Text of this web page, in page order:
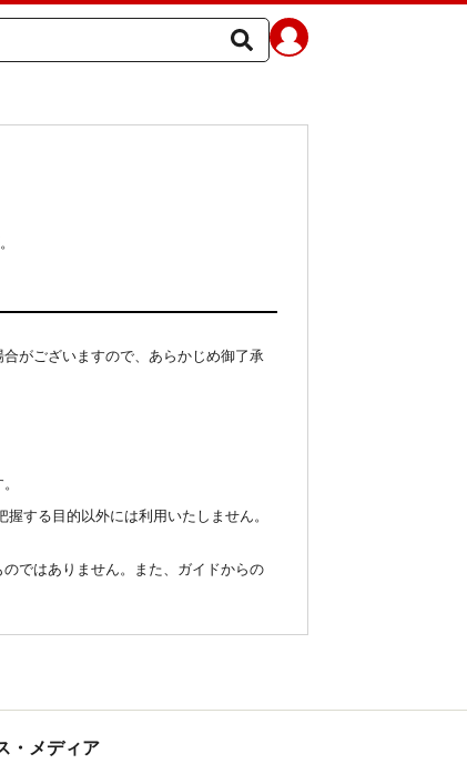
がございますので、あらかじめ御了承
する目的以外には利用いたしません。
ではありません。また、ガイドからの
・メディア